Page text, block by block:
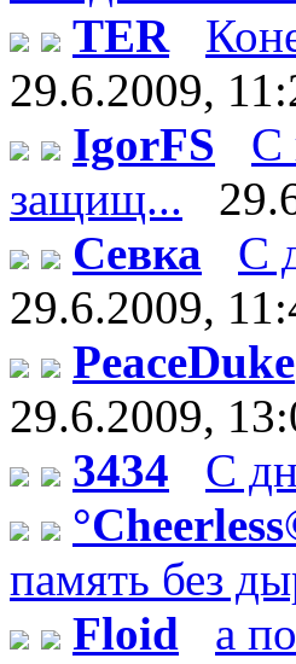
TER
29.6.2009,
IgorFS
С
защищ...
Севка
С
29.6.2009,
PeaceDuke
29.6.2009,
3434
С
память без
Floid
а